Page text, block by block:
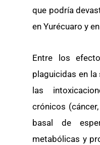
que podría
en Yurécuaro y
Entre los
plaguicidas en
las
crónicos
basal de
metabólicas y